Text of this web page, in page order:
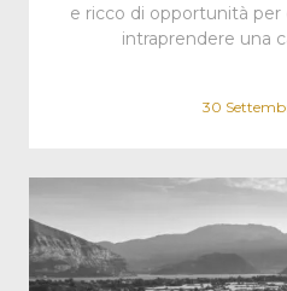
e ricco di opportunità per
intraprendere una
30